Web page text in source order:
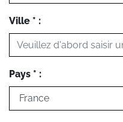
Ville * :
Pays * :